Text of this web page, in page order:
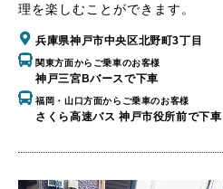
理を楽しむことができます。
兵庫県神戸市中央区北野町3丁目
関東方面からご乗車のお客様
神戸三宮Bバースで下車
福岡・山口方面からご乗車のお客様
さくら高速バス 神戸市役所前で下車